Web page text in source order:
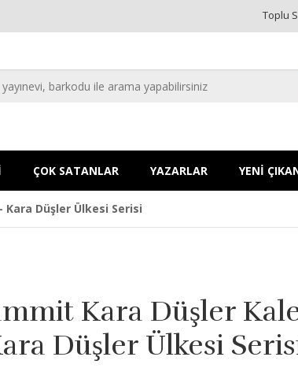
Toplu
ÇOK SATANLAR YAZARLAR YENİ
Düşler Ülkesi Serisi
Kara Düşler
Düşler Ülkesi